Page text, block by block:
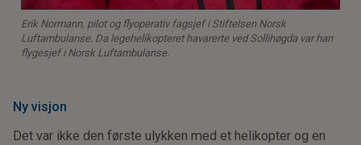
Erik Normann, pilot og flyoperativ fagsjef i Stiftelsen Norsk
Luftambulanse. Da legehelikopteret havarerte ved Sollihøgda var han
flygesjef i Norsk Luftambulanse.
Ny visjon
Det var ikke den første ulykken med et helikopter og en